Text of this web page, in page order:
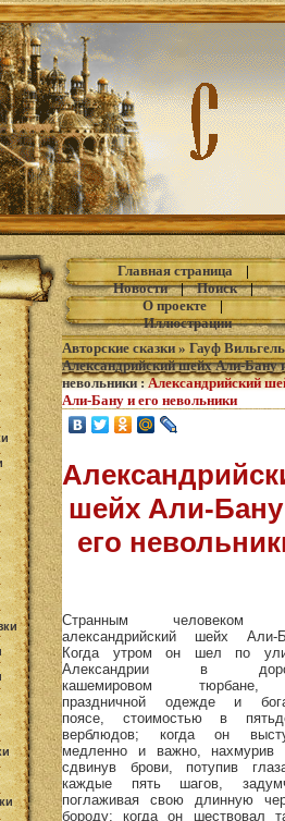
Главная страница|
Новости|Поиск|
О проекте|
Иллюстрации
Авторские сказки » Гауф
Александрийский шейх Али-Бану
невольники: Александрийский
Али-Бану и его невольники
шейх Али-
его
Странным человеком
александрийский шейх Али-
Когда утром он шел по
Александрии в
кашемировом
праздничной одежде и
поясе, стоимостью в
верблюдов; когда он
медленно и важно, нахмурив
сдвинув брови, потупив
каждые пять шагов,
поглаживая свою длинную
бороду; когда он шествовал